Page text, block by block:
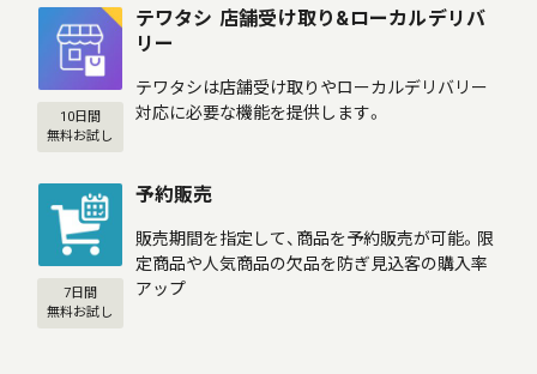
10日間
無料お試し
テワタシ 店舗受け取り&ローカルデリバ
リー
テワタシは店舗受け取りやローカルデリバリー
対応に必要な機能を提供します。
7日間
無料お試し
予約販売
販売期間を指定して、商品を予約販売が可能。限
定商品や人気商品の欠品を防ぎ見込客の購入率
アップ